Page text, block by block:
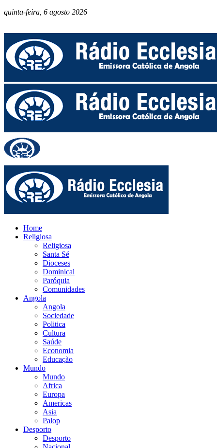
quinta-feira, 6 agosto 2026
Home
Religiosa
Religiosa
Santa Sé
Dioceses
Dominical
Paróquia
Comunidades
Angola
Angola
Sociedade
Politica
Cultura
Saúde
Economia
Educação
Mundo
Mundo
Africa
Europa
Americas
Asia
Palop
Desporto
Desporto